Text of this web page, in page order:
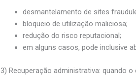
desmantelamento de sites
bloqueio de utilização maliciosa;
redução do risco reputacional;
em alguns casos, pode inclusive
3) Recuperação administrativa: quando